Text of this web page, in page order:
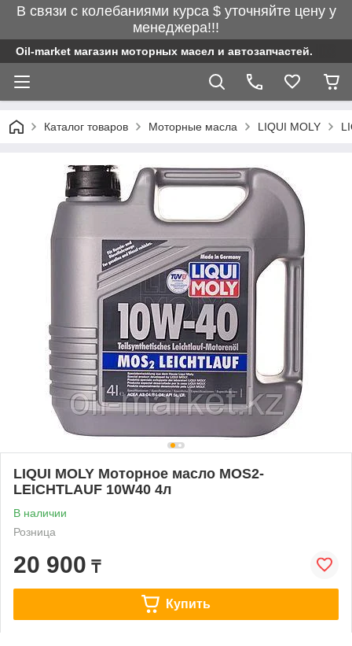
В связи с колебаниями курса $ уточняйте цену у
менеджера!!!
Oil-market магазин моторных масел и автозапчастей.
Каталог товаров Моторные масла LIQUI MOLY
LIQUI MOLY Моторное масло MOS2-
LEICHTLAUF 10W40 4л
В наличии
Розница
20 900 ₸
Купить